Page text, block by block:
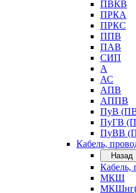
ПВКВ
ПРКА
ПРКС
ППВ
ПАВ
СИП
А
АС
АПВ
АППВ
ПуВ
ПуГВ
ПуВВ
Кабель,
Назад
Кабель,
МКШ